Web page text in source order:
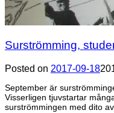
Surströmming,
Posted on 2017-09-18
September är
Visserligen tjuvstartar
surströmmingen med dito